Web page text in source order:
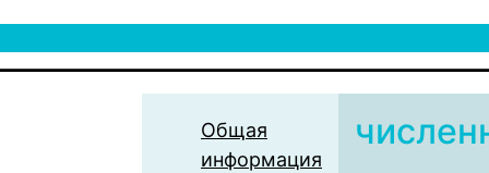
Общая
информация